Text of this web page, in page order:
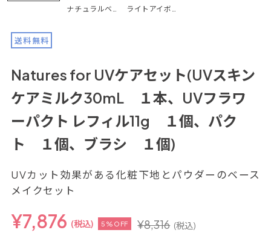
ナチュラルベージュ ライトアイボリー
送料無料
Natures for UVケアセット(UVスキン
ケアミルク30mL １本、UVフラワ
ーパクト レフィル11g １個、パク
ト １個、ブラシ １個)
UVカット効果がある化粧下地とパウダーのベース
メイクセット
¥7,876 (税込) 5%OFF ¥8,316 (税込)